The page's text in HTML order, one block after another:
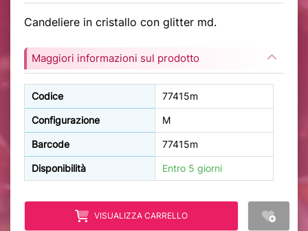
Candeliere in cristallo con glitter md.
Maggiori informazioni sul prodotto
Codice 77415m
Configurazione M
Barcode 77415m
Disponibilità Entro 5 giorni
VISUALIZZA CARRELLO